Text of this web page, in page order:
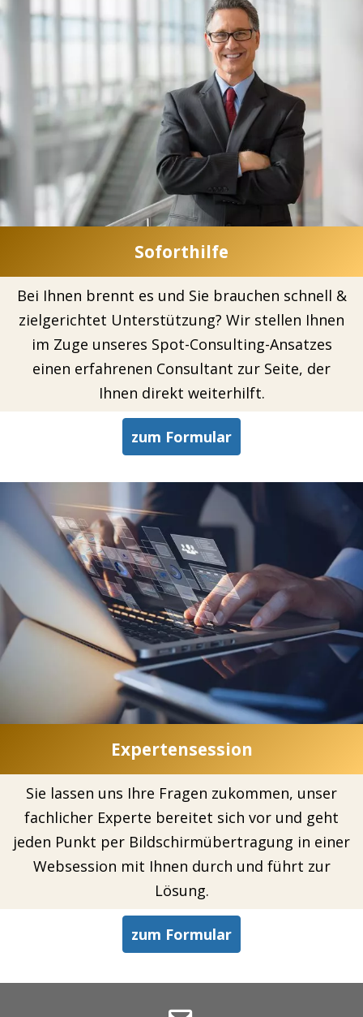
Soforthilfe
Bei Ihnen brennt es und Sie brauchen schnell &
zielgerichtet Unterstützung? Wir stellen Ihnen
im Zuge unseres Spot-Consulting-Ansatzes
einen erfahrenen Consultant zur Seite, der
Ihnen direkt weiterhilft.
zum Formular
Expertensession
Sie lassen uns Ihre Fragen zukommen, unser
fachlicher Experte bereitet sich vor und geht
jeden Punkt per Bildschirmübertragung in einer
Websession mit Ihnen durch und führt zur
Lösung.
zum Formular